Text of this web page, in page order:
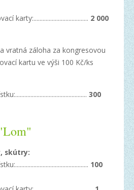
karty:.................................... 2 000
vratná záloha za kongresovou
kartu ve výši 100 Kč/ks
300
skútry:
100